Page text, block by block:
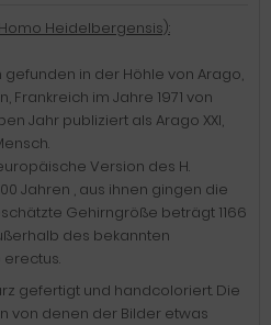
Heidelbergensis):
in der Höhle von Arago,
Frankreich im Jahre 1971 von
Jahr publiziert als Arago XXI,
Version des H.
Jahren , aus ihnen gingen die
Gehirngröße beträgt 1166
des bekannten
gefertigt und handcoloriert. Die
von denen der Bilder etwas